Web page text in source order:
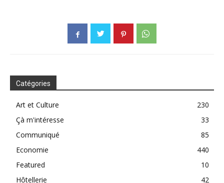
Catégories
Art et Culture
230
Çà m'intéresse
33
Communiqué
85
Economie
440
Featured
10
Hôtellerie
42